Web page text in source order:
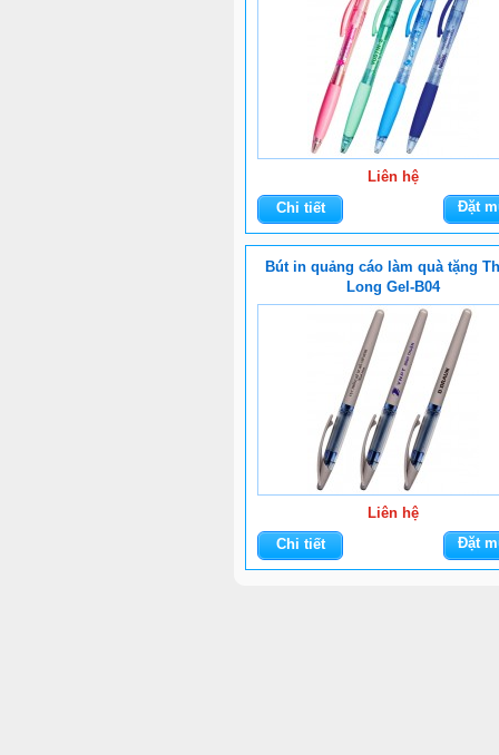
Liên hệ
Chi tiết
Đặt
Bút in quảng cáo làm quà tặng
Long Gel-B04
Liên hệ
Chi tiết
Đặt